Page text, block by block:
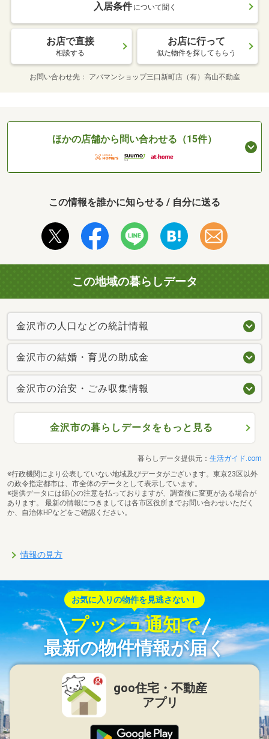
入居条件 について聞く
お店で直接
相談する
お店に行って
似た物件を探してもらう
お問い合わせ先 アパマンショップ三口新町店（有）高山不動産
ほかの店舗から問い合わせる（15件）
この情報を誰かに知らせる / 自分に送る
この地域の暮らしデータ
金沢市の人口などの統計情報
金沢市の結婚・育児の助成金
金沢市の治安・ごみ収集情報
金沢市の暮らしデータをもっと見る
暮らしデータ提供元： 生活ガイド.com
※行政機関により公表していない地域及びデータがございます。東京23区以外
の政令指定都市は、市全体のデータとして表示しています。
※提供データには細心の注意を払っておりますが、調査後に変更がある場合が
あります。 最新の情報につきましては各市区役所までお問い合わせいただく
か、自治体HPなどをご確認ください。
情報の見方
お気に入りの物件を見逃さない！
プッシュ通知で
最新の物件情報が届く
goo住宅・不動産
アプリ